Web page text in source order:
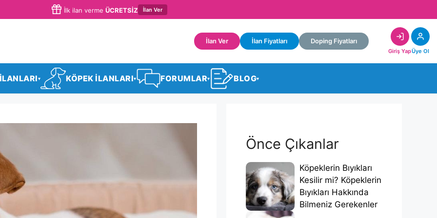
İlk ilan verme ÜCRETSİZ İlan Ver
İlan Ver İlan Fiyatları Doping Fiyatları
Giriş YapÜye Ol
▾ KÖPEK İLANLARI▾ FORUMLAR▾ BLOG▾
Önce Çıkanlar
Köpeklerin Bıyıkları
Kesilir mi? Köpeklerin
Bıyıkları Hakkında
Bilmeniz Gerekenler